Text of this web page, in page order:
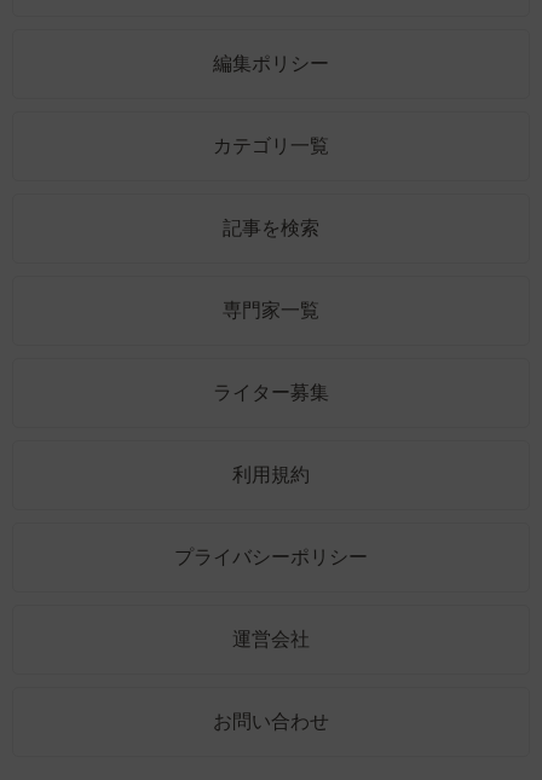
編集ポリシー
カテゴリ一覧
記事を検索
専門家一覧
ライター募集
利用規約
プライバシーポリシー
運営会社
お問い合わせ